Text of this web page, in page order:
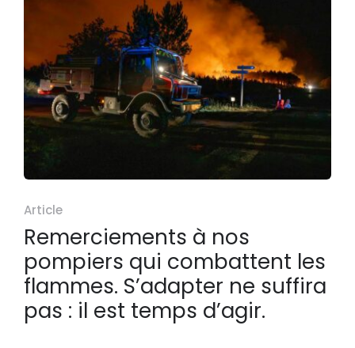
Article
Remerciements à nos
pompiers qui combattent les
flammes. S’adapter ne suffira
pas : il est temps d’agir.